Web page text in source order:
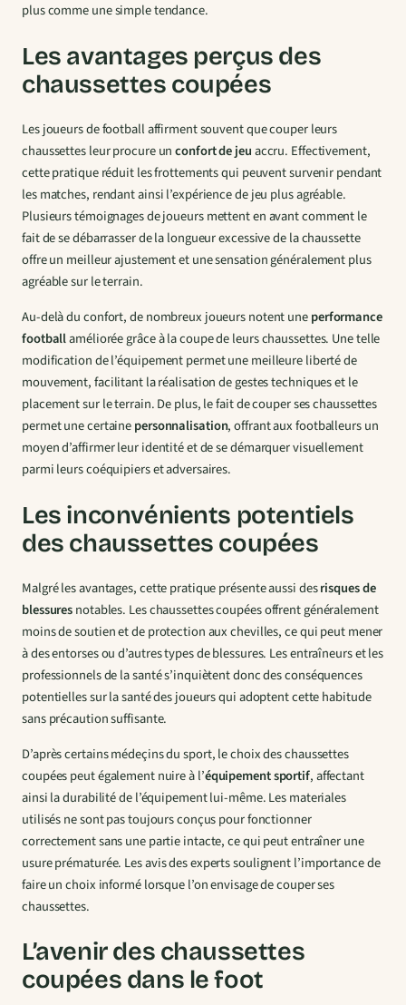
plus comme une simple tendance.
Les avantages perçus des
chaussettes coupées
Les joueurs de football affirment souvent que couper leurs
chaussettes leur procure unconfort de jeuaccru. Effectivement,
cette pratique réduit les frottements qui peuvent survenir pendant
les matches, rendant ainsi l’expérience de jeu plus agréable.
Plusieurs témoignages de joueurs mettent en avant comment le
fait de se débarrasser de la longueur excessive de la chaussette
offre un meilleur ajustement et une sensation généralement plus
agréable sur le terrain.
Au-delà du confort, de nombreux joueurs notent uneperformance
footballaméliorée grâce à la coupe de leurs chaussettes. Une telle
modification de l’équipement permet une meilleure liberté de
mouvement, facilitant la réalisation de gestes techniques et le
placement sur le terrain. De plus, le fait de couper ses chaussettes
permet une certainepersonnalisation, offrant aux footballeurs un
moyen d’affirmer leur identité et de se démarquer visuellement
parmi leurs coéquipiers et adversaires.
Les inconvénients potentiels
des chaussettes coupées
Malgré les avantages, cette pratique présente aussi desrisques de
blessuresnotables. Les chaussettes coupées offrent généralement
moins de soutien et de protection aux chevilles, ce qui peut mener
à des entorses ou d’autres types de blessures. Les entraîneurs et les
professionnels de la santé s’inquiètent donc des conséquences
potentielles sur la santé des joueurs qui adoptent cette habitude
sans précaution suffisante.
D’après certains médeçins du sport, le choix des chaussettes
coupées peut également nuire à l’équipement sportif, affectant
ainsi la durabilité de l’équipement lui-même. Les materiales
utilisés ne sont pas toujours conçus pour fonctionner
correctement sans une partie intacte, ce qui peut entraîner une
usure prématurée. Les avis des experts soulignent l’importance de
faire un choix informé lorsque l’on envisage de couper ses
chaussettes.
L’avenir des chaussettes
coupées dans le foot